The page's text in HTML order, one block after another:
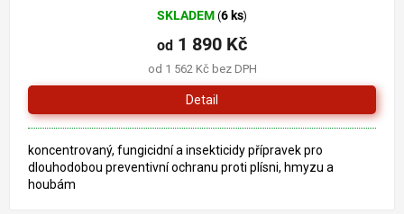
SKLADEM (6 ks)
od 1 562 Kč bez DPH
od 1 890 Kč
Detail
koncentrovaný, fungicidní a insekticidy přípravek pro
dlouhodobou preventivní ochranu proti plísni, hmyzu a
houbám